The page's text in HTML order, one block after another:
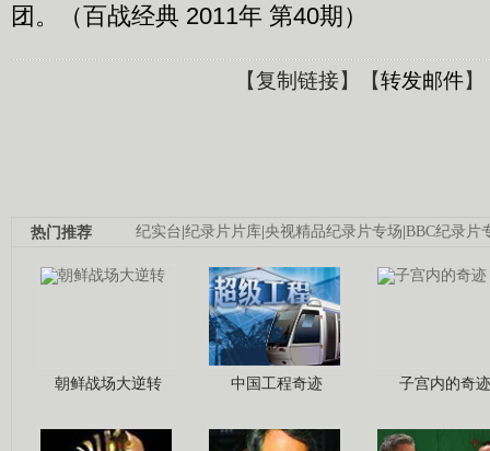
团。（百战经典 2011年 第40期）
【复制链接】【转发邮件】
纪实台|纪录片片库|央视精品纪录片专场|BBC纪录片
热门推荐
朝鲜战场大逆转 中国工程奇迹 子宫内的奇迹